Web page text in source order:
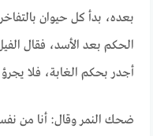
بعده، بدأ كل حيوان
الحكم بعد الأسد، فقال
أجدر بحكم الغابة، فلا
ضحك النمر وقال: أنا من